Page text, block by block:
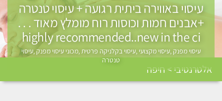
עיסוי באווירה ביתית רגועה + עיסוי טנטרה
+אבנים חמות וכוסות רוח מומלץ מאוד . . .
highly recommended..new in the ci
עיסוי מפנק ,עיסוי מקצועי ,עיסוי בקלניקה פרטית ,מכוני עיסוי מפנק ,עיסוי
טנטרה
אלטרנטיבי > חיפה